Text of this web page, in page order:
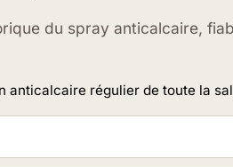
du spray anticalcaire,
anticalcaire régulier de toute la